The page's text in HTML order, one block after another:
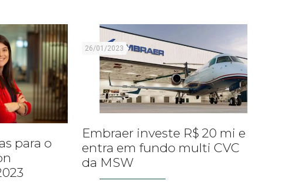
para o
26/01/2023
Embraer investe R$ 20 mi e
entra em fundo multi CVC
da MSW